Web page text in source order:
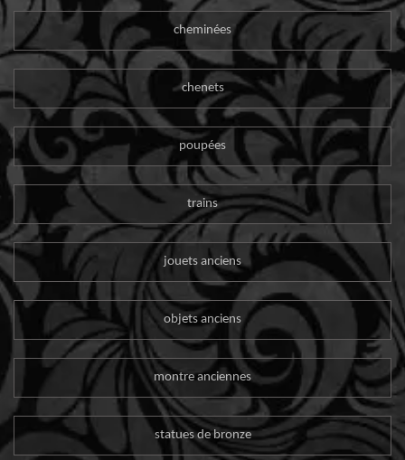
cheminées
chenets
poupées
trains
jouets anciens
objets anciens
montre anciennes
statues de bronze